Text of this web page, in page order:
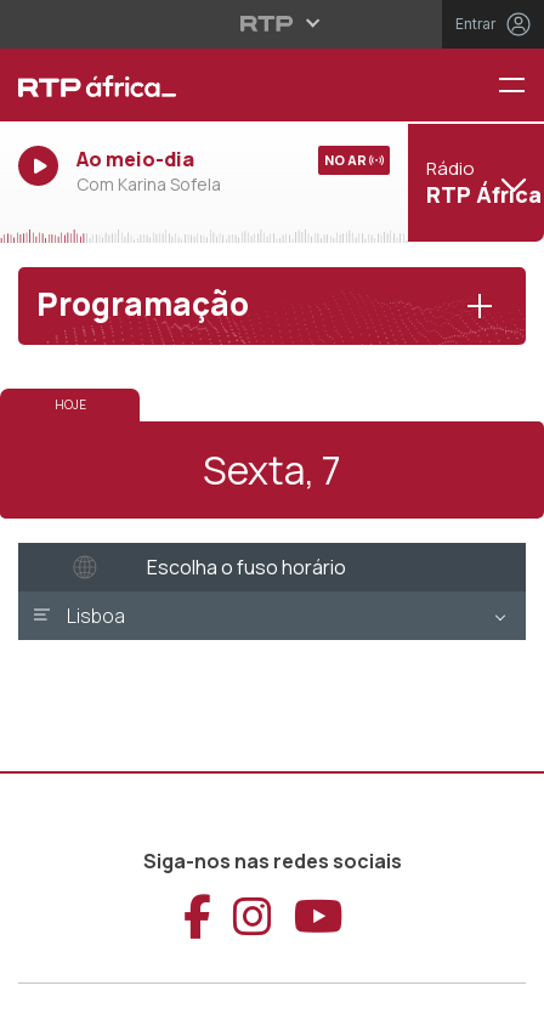
Entrar
Ao meio-dia
Com Karina Sofela
NO AR Rádio
RTP África
Programação
Sexta, 7
HOJE
Escolha o fuso horário
Lisboa
Siga-nos nas redes sociais
Aceder ao
Aceder ao
Aceder